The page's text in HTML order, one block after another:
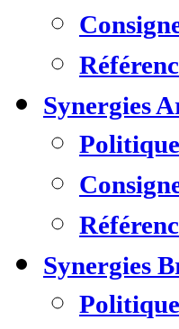
Synergies
Synergies